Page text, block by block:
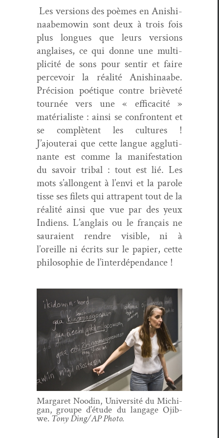
Les ver­sions des poèmes en Anishi­
naabe­mowin sont deux à trois fois
plus longues que leurs ver­sions
anglais­es, ce qui donne une mul­ti­
plic­ité de sons pour sen­tir et faire
percevoir la réal­ité Anishi­naabe.
Pré­ci­sion poé­tique con­tre brièveté
tournée vers une « effi­cac­ité »
matéri­al­iste : ain­si se con­fron­tent et
se com­plè­tent les cul­tures !
J’ajouterai que cette langue agglu­ti­
nante est comme la man­i­fes­ta­tion
du savoir trib­al : tout est lié. Les
mots s’allongent à l’envi et la parole
tisse ses filets qui attrapent tout de la
réal­ité ain­si que vue par des yeux
Indi­ens. L’anglais ou le français ne
sauraient ren­dre vis­i­ble, ni à
l’oreille ni écrits sur le papi­er, cette
philoso­phie de l’interdépendance !
Mar­garet Nood­in, Uni­ver­sité du Michi­
gan, groupe d’é­tude du lan­gage Ojib­
we.Tony Ding/AP Photo.